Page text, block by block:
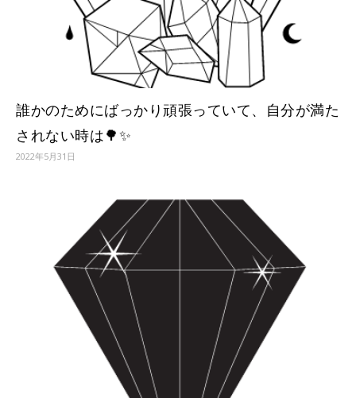
誰かのためにばっかり頑張っていて、自分が満た
されない時は🌳✨
2022年5月31日